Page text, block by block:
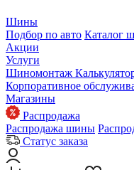
Шины
Подбор по авто Каталог
Акции
Услуги
Шиномонтаж
Корпоративное
Магазины
Распродажа
Распродажа шины
Статус заказа